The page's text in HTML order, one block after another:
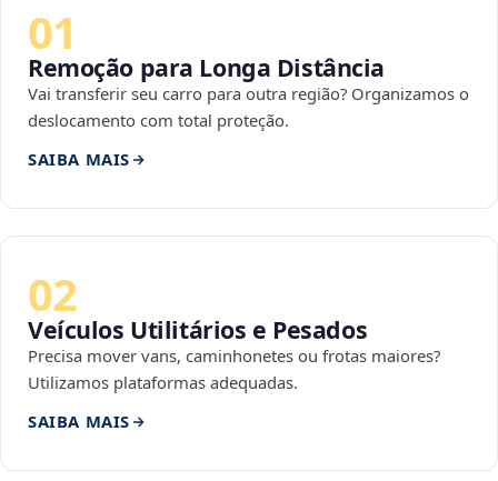
01
Remoção para Longa Distância
Vai transferir seu carro para outra região? Organizamos o
deslocamento com total proteção.
SAIBA MAIS
02
Veículos Utilitários e Pesados
Precisa mover vans, caminhonetes ou frotas maiores?
Utilizamos plataformas adequadas.
SAIBA MAIS